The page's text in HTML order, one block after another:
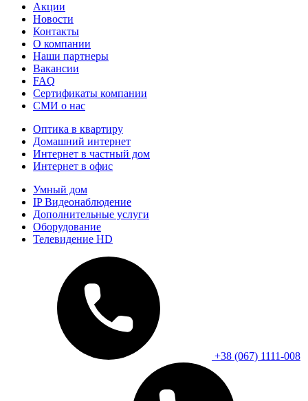
Акции
Новости
Контакты
О компании
Наши партнеры
Вакансии
FAQ
Сертификаты компании
СМИ о нас
Оптика в квартиру
Домашний интернет
Интернет в частный дом
Интернет в офис
Умный дом
IP Видеонаблюдение
Дополнительные услуги
Оборудование
Телевидение HD
+38 (067) 1111-008